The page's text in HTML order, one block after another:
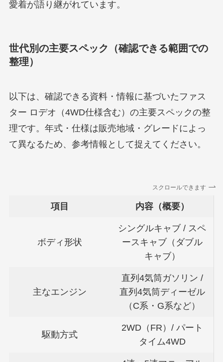
愛着が語り継がれています。
世代別の主要スペック（確認できる範囲での
整理）
以下は、確認できる資料・情報に基づいたファス
ター ロデオ（4WD仕様含む）の主要スペックの整
理です。年式・仕様は販売地域・グレードによっ
て異なるため、参考情報として捉えてください。
スクロールできます
項目 内容（概要）
ボディ形状
シングルキャブ / スペ
ースキャブ（ダブル
キャブ）
主なエンジン
直列4気筒ガソリン /
直列4気筒ディーゼル
（C系・G系など）
駆動方式
2WD（FR）/ パート
タイム4WD